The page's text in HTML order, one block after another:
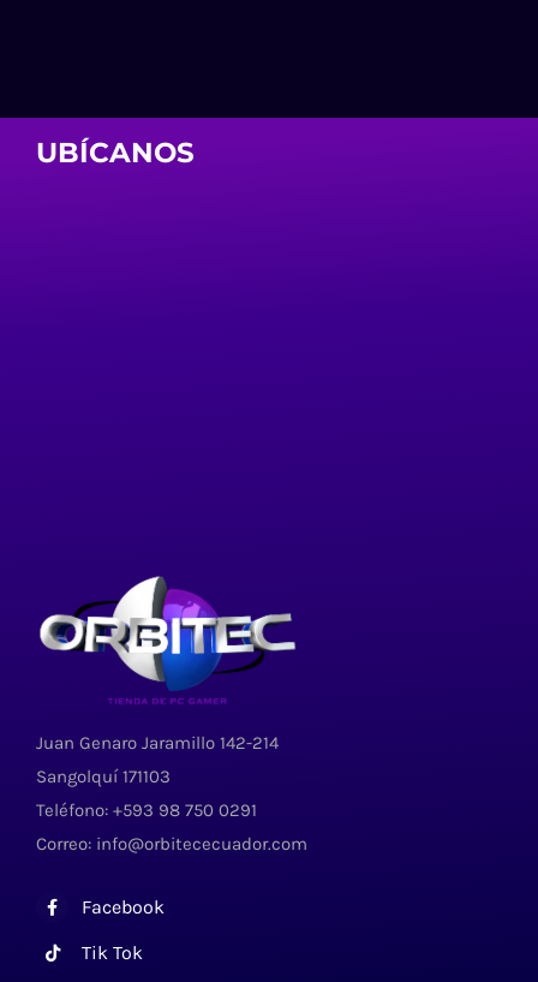
UBÍCANOS
Juan Genaro Jaramillo 142-214
Sangolquí 171103
Teléfono: +593 98 750 0291
Correo: info@orbitececuador.com
Facebook
Tik Tok